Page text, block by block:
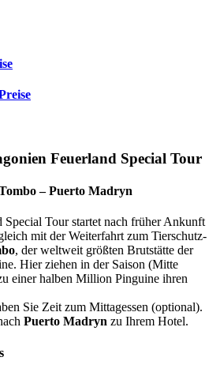
Feuerland Special Tour
– Puerto Madryn
Special Tour startet nach früher Ankunft
mit der Weiterfahrt zum Tierschutz-
, der weltweit größten Brutstätte der
Hier ziehen in der Saison (Mitte
einer halben Million Pinguine ihren
Sie Zeit zum Mittagessen (optional).
Puerto Madryn zu Ihrem Hotel.